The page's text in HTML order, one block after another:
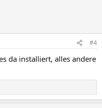
#4
da installiert, alles andere